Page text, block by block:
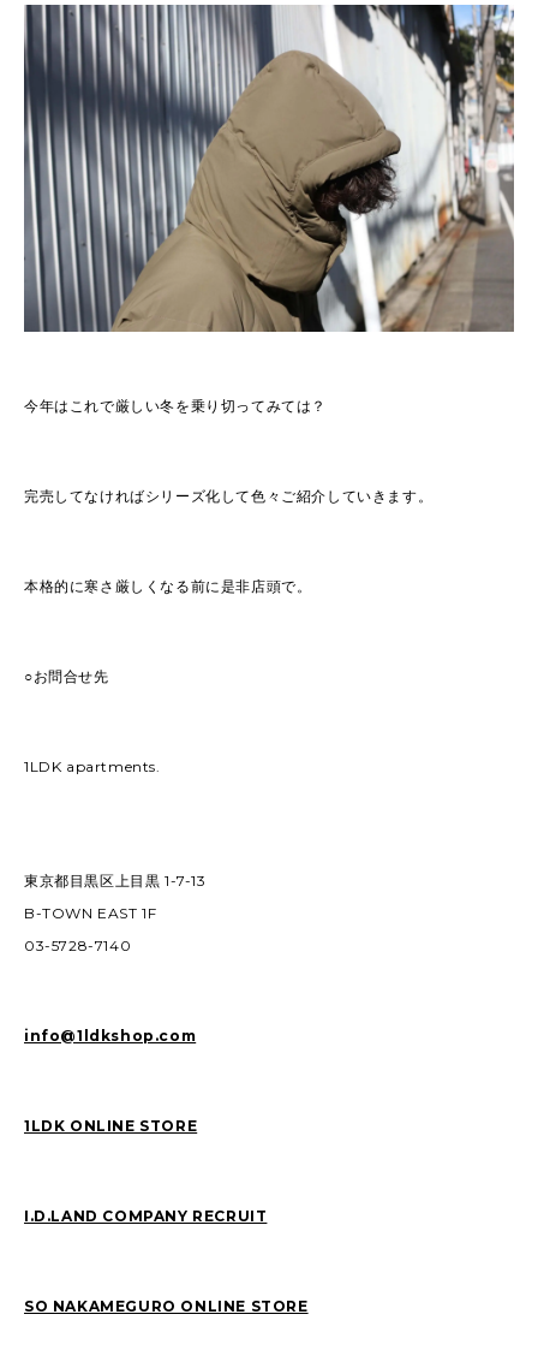
今年はこれで厳しい冬を乗り切ってみては？
完売してなければシリーズ化して色々ご紹介していきます。
本格的に寒さ厳しくなる前に是非店頭で。
○お問合せ先
1LDK apartments.
東京都目黒区上目黒 1-7-13
B-TOWN EAST 1F
03-5728-7140
info@1ldkshop.com
1LDK ONLINE STORE
I.D.LAND COMPANY RECRUIT
SO NAKAMEGURO ONLINE STORE